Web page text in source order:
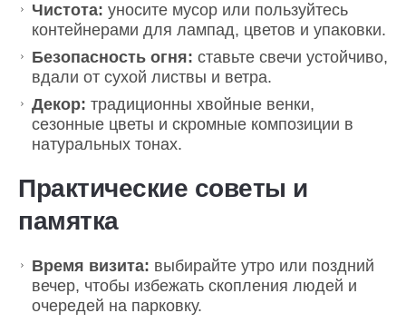
Чистота: уносите мусор или пользуйтесь
контейнерами для лампад, цветов и упаковки.
Безопасность огня: ставьте свечи устойчиво,
вдали от сухой листвы и ветра.
Декор: традиционны хвойные венки,
сезонные цветы и скромные композиции в
натуральных тонах.
Практические советы и
памятка
Время визита: выбирайте утро или поздний
вечер, чтобы избежать скопления людей и
очередей на парковку.